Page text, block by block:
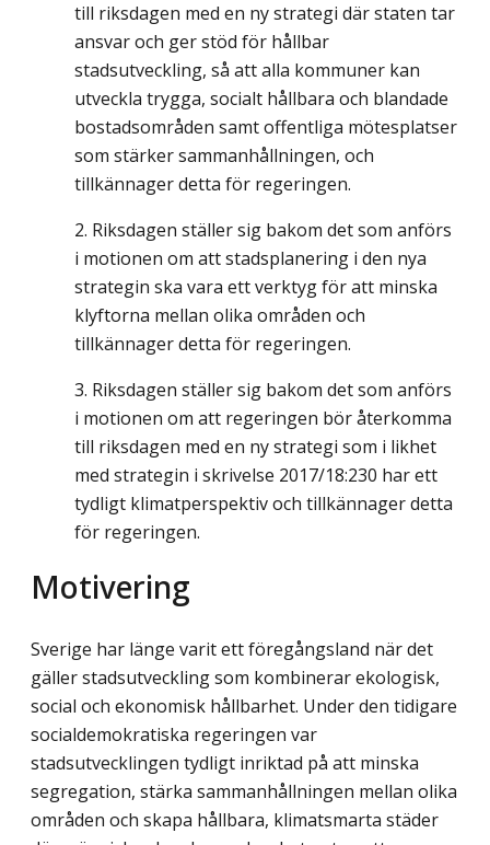
till riksdagen med en ny strategi där staten tar
ansvar och ger stöd för hållbar
stadsutveckling, så att alla kommuner kan
utveckla trygga, socialt hållbara och blandade
bostadsområden samt offentliga mötesplatser
som stärker sammanhållningen, och
tillkännager detta för regeringen.
Riksdagen ställer sig bakom det som anförs
i motionen om att stadsplanering i den nya
strategin ska vara ett verktyg för att minska
klyftorna mellan olika områden och
tillkännager detta för regeringen.
Riksdagen ställer sig bakom det som anförs
i motionen om att regeringen bör återkomma
till riksdagen med en ny strategi som i likhet
med strategin i skrivelse 2017/18:230 har ett
tydligt klimatperspektiv och tillkännager detta
för regeringen.
Motivering
Sverige har länge varit ett föregångsland när det
gäller stadsutveckling som kombinerar ekologisk,
social och ekonomisk hållbarhet. Under den tidigare
socialdemokratiska regeringen var
stadsutvecklingen tydligt inriktad på att minska
segregation, stärka sammanhållningen mellan olika
områden och skapa hållbara, klimatsmarta städer